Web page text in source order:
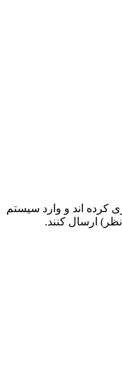
کرده اند و وارد سیستم
ارسال کنند.